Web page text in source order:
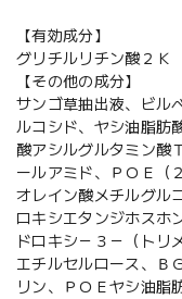
【有効成分】
グリチルリチン酸２Ｋ
【その他の成分】
サンゴ草抽出液、ビル
ルコシド、ヤシ油脂肪
酸アシルグルタミン酸
ールアミド、ＰＯＥ（
オレイン酸メチルグル
ロキシエタンジホスホ
ドロキシ－３－（トリ
エチルセルロース、Ｂ
リン、ＰＯＥヤシ油脂